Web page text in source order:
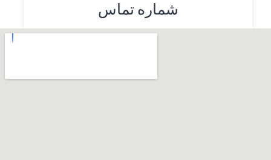
شماره تماس
(+965) 6776 3755